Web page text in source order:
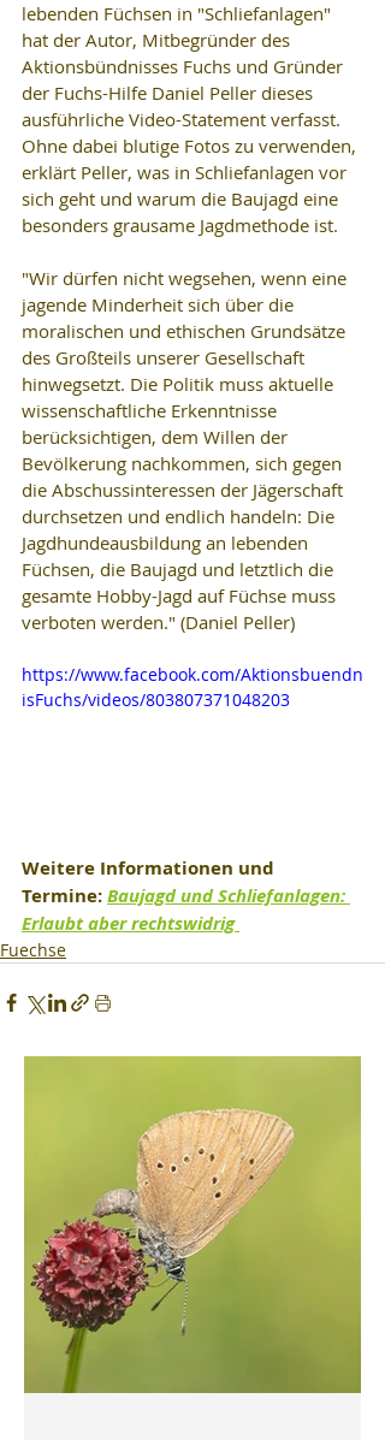
lebenden Füchsen in "Schliefanlagen"
hat der Autor, Mitbegründer des
Aktionsbündnisses Fuchs und Gründer
der Fuchs-Hilfe Daniel Peller dieses
ausführliche Video-Statement verfasst.
Ohne dabei blutige Fotos zu verwenden,
erklärt Peller, was in Schliefanlagen vor
sich geht und warum die Baujagd eine
besonders grausame Jagdmethode ist.
"Wir dürfen nicht wegsehen, wenn eine
jagende Minderheit sich über die
moralischen und ethischen Grundsätze
des Großteils unserer Gesellschaft
hinwegsetzt. Die Politik muss aktuelle
wissenschaftliche Erkenntnisse
berücksichtigen, dem Willen der
Bevölkerung nachkommen, sich gegen
die Abschussinteressen der Jägerschaft
durchsetzen und endlich handeln: Die
Jagdhundeausbildung an lebenden
Füchsen, die Baujagd und letztlich die
gesamte Hobby-Jagd auf Füchse muss
verboten werden." (Daniel Peller)
https://www.facebook.com/Aktionsbuendn
isFuchs/videos/803807371048203
Weitere Informationen und
Termine: Baujagd und Schliefanlagen:
Erlaubt aber rechtswidrig
Fuechse